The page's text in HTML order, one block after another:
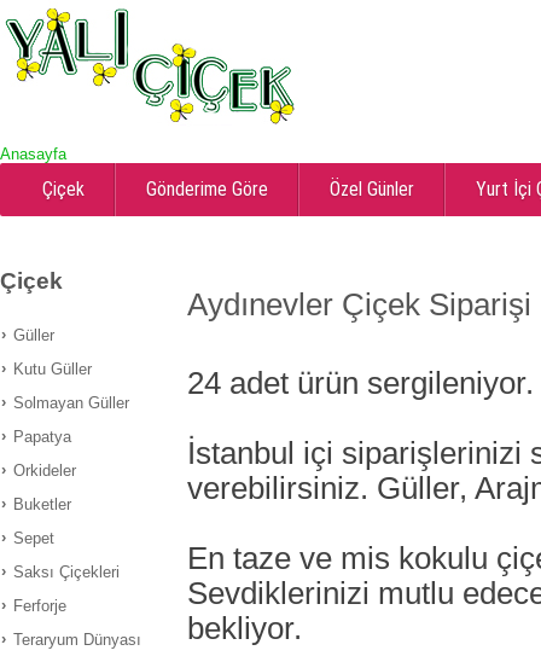
Anasayfa
Çiçek Gönderime Göre Özel Günler Yurt İçi
Çiçek
Güller
Kutu Güller
Solmayan Güller
Papatya
Orkideler
Buketler
Sepet
Saksı Çiçekleri
Ferforje
Teraryum Dünyası
Aydınevler Çiçek Siparişi
24 adet ürün sergileniyor.
İstanbul içi siparişlerinizi
verebilirsiniz. Güller,
En taze ve mis kokulu
Sevdiklerinizi mutlu
bekliyor.